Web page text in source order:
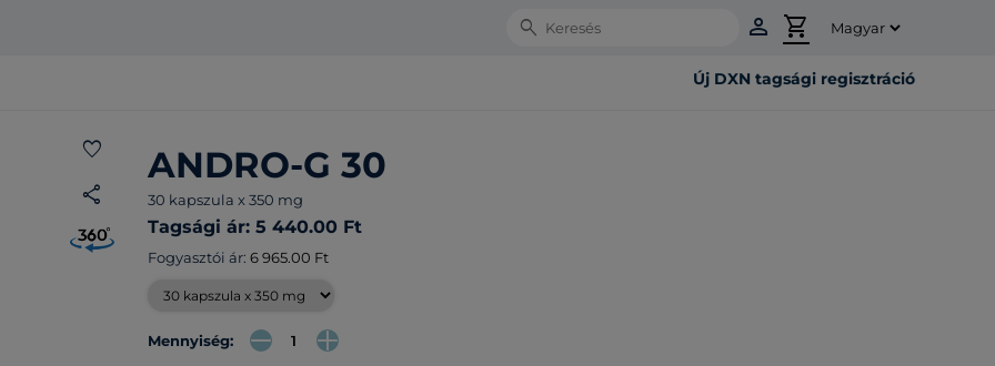
Search person shopping_cart
Új DXN tagsági regisztráció
favorite
share
ANDRO-G 30
30 kapszula x 350 mg
Tagsági ár: 5 440.00 Ft
Fogyasztói ár: 6 965.00 Ft
Mennyiség: